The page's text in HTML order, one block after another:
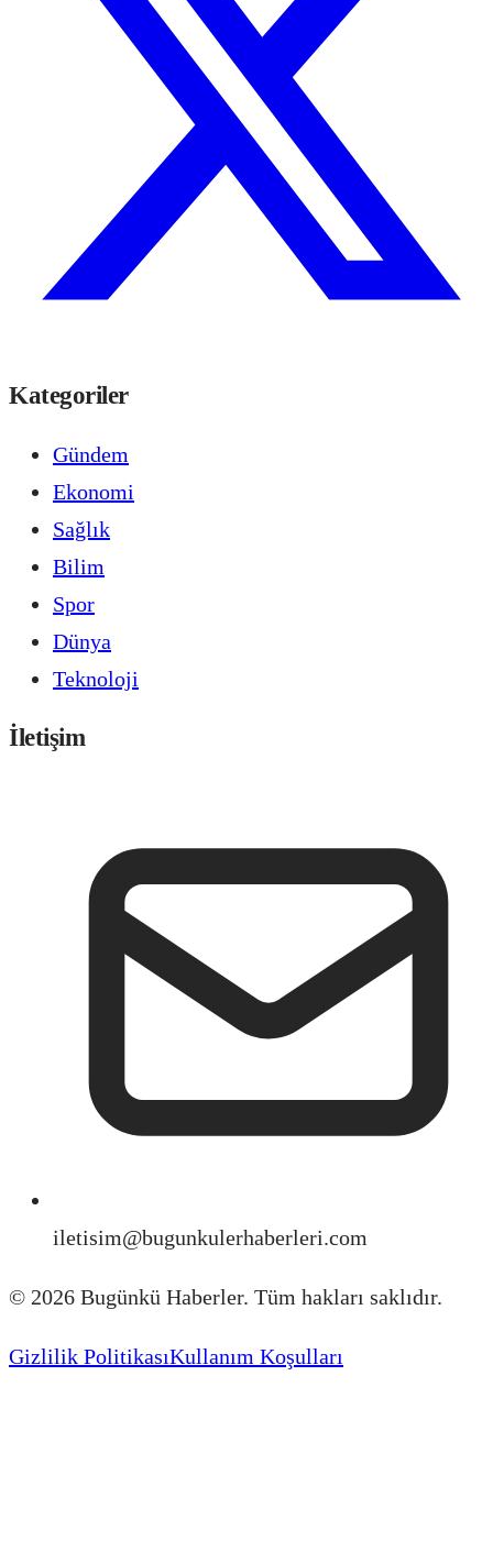
Kategoriler
Gündem
Ekonomi
Sağlık
Bilim
Spor
Dünya
Teknoloji
İletişim
iletisim@bugunkulerhaberleri.com
© 2026 Bugünkü Haberler. Tüm hakları saklıdır.
Gizlilik PolitikasıKullanım Koşulları